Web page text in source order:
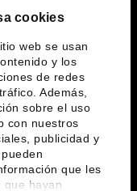
cookies
web se usan
y los
de redes
Además,
sobre el uso
con nuestros
publicidad y
que les
que hayan